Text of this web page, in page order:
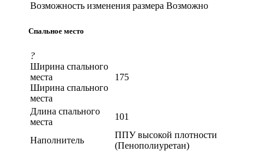
Возможность изменения размера Возможно
Спальное место
?
Ширина спального
места
Ширина спального
места
175
Длина спального
места
101
Наполнитель
ППУ высокой плотности
(Пенополиуретан)